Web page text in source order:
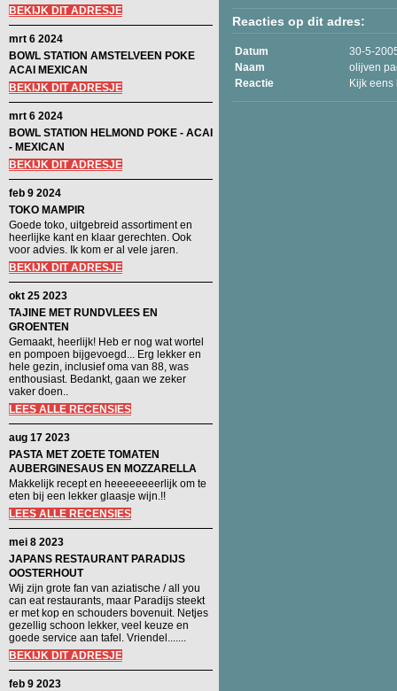
BEKIJK DIT ADRESJE
mrt 6 2024
BOWL STATION AMSTELVEEN POKE
ACAI MEXICAN
BEKIJK DIT ADRESJE
mrt 6 2024
BOWL STATION HELMOND POKE - ACAI
- MEXICAN
BEKIJK DIT ADRESJE
feb 9 2024
TOKO MAMPIR
Goede toko, uitgebreid assortiment en
heerlijke kant en klaar gerechten. Ook
voor advies. Ik kom er al vele jaren.
BEKIJK DIT ADRESJE
okt 25 2023
TAJINE MET RUNDVLEES EN
GROENTEN
Gemaakt, heerlijk! Heb er nog wat wortel
en pompoen bijgevoegd... Erg lekker en
hele gezin, inclusief oma van 88, was
enthousiast. Bedankt, gaan we zeker
vaker doen..
LEES ALLE RECENSIES
aug 17 2023
PASTA MET ZOETE TOMATEN
AUBERGINESAUS EN MOZZARELLA
Makkelijk recept en heeeeeeeerlijk om te
eten bij een lekker glaasje wijn.!!
LEES ALLE RECENSIES
mei 8 2023
JAPANS RESTAURANT PARADIJS
OOSTERHOUT
Wij zijn grote fan van aziatische / all you
can eat restaurants, maar Paradijs steekt
er met kop en schouders bovenuit. Netjes
gezellig schoon lekker, veel keuze en
goede service aan tafel. Vriendel.......
BEKIJK DIT ADRESJE
feb 9 2023
Reacties op dit adres:
Datum
30-5-
Naam
olijven
Reactie
Kijk